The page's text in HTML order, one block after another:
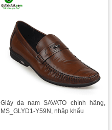
Giày da nam SAVATO chính hãng,
MS_GLYD1-Y59N, nhập khẩu